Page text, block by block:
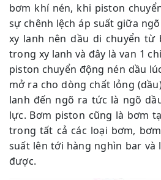
bơm khí nén, khi piston
sự chênh lệch áp suất giữa
xy lanh nên dầu di chuyển từ
trong xy lanh và đây là van 1
piston chuyển động nén dầu
mở ra cho dòng chất lỏng
lanh đến ngõ ra tức là ngõ
lực. Bơm piston cũng là bơm
trong tất cả các loại bơm,
suất lên tới hàng nghìn bar và
được.